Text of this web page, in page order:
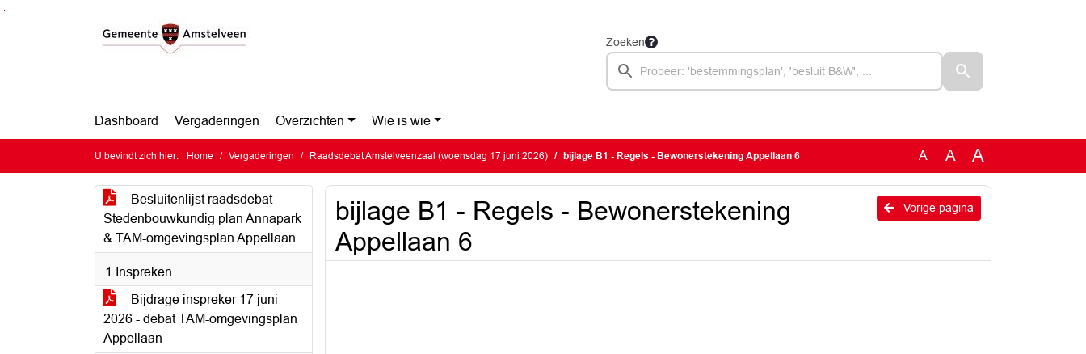
Zoeken
Dashboard Vergaderingen Overzichten Wie is wie
U bevindt zich hier: Home Vergaderingen Raadsdebat Amstelveenzaal (woensdag 17 juni 2026) bijlage B1 - Regels - Bewonerstekening Appellaan 6 A A A
Besluitenlijst raadsdebat
Stedenbouwkundig plan Annapark
& TAM-omgevingsplan Appellaan
1 Inspreken
Bijdrage inspreker 17 juni
2026 - debat TAM-omgevingsplan
Appellaan
Vorige pagina
bijlage B1 - Regels - Bewonerstekening
Appellaan 6